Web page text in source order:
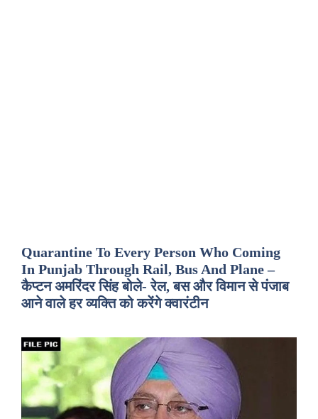
Quarantine To Every Person Who Coming
In Punjab Through Rail, Bus And Plane –
कैप्टन अमरिंदर सिंह बोले- रेल, बस और विमान से पंजाब
आने वाले हर व्यक्ति को करेंगे क्वारंटीन